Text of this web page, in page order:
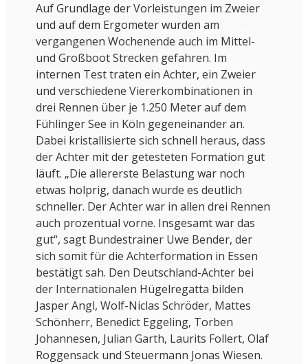
Auf Grundlage der Vorleistungen im Zweier
und auf dem Ergometer wurden am
vergangenen Wochenende auch im Mittel-
und Großboot Strecken gefahren. Im
internen Test traten ein Achter, ein Zweier
und verschiedene Viererkombinationen in
drei Rennen über je 1.250 Meter auf dem
Fühlinger See in Köln gegeneinander an.
Dabei kristallisierte sich schnell heraus, dass
der Achter mit der getesteten Formation gut
läuft. „Die allererste Belastung war noch
etwas holprig, danach wurde es deutlich
schneller. Der Achter war in allen drei Rennen
auch prozentual vorne. Insgesamt war das
gut“, sagt Bundestrainer Uwe Bender, der
sich somit für die Achterformation in Essen
bestätigt sah. Den Deutschland-Achter bei
der Internationalen Hügelregatta bilden
Jasper Angl, Wolf-Niclas Schröder, Mattes
Schönherr, Benedict Eggeling, Torben
Johannesen, Julian Garth, Laurits Follert, Olaf
Roggensack und Steuermann Jonas Wiesen.